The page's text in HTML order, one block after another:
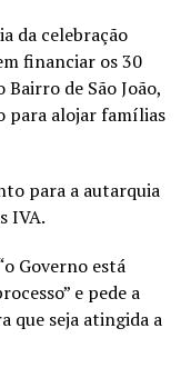
da celebração
financiar os 30
de São João,
para alojar famílias
para a autarquia
IVA.
Governo está
e pede a
que seja atingida a